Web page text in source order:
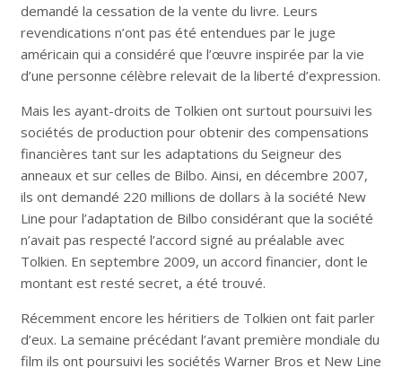
demandé la cessation de la vente du livre. Leurs
revendications n’ont pas été entendues par le juge
américain qui a considéré que l’œuvre inspirée par la vie
d’une personne célèbre relevait de la liberté d’expression.
Mais les ayant-droits de Tolkien ont surtout poursuivi les
sociétés de production pour obtenir des compensations
financières tant sur les adaptations du Seigneur des
anneaux et sur celles de Bilbo. Ainsi, en décembre 2007,
ils ont demandé 220 millions de dollars à la société New
Line pour l’adaptation de Bilbo considérant que la société
n’avait pas respecté l’accord signé au préalable avec
Tolkien. En septembre 2009, un accord financier, dont le
montant est resté secret, a été trouvé.
Récemment encore les héritiers de Tolkien ont fait parler
d’eux. La semaine précédant l’avant première mondiale du
film ils ont poursuivi les sociétés Warner Bros et New Line